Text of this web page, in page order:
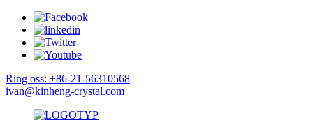
Ring oss: +86-21-56310568
ivan@kinheng-crystal.com